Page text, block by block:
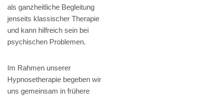
als ganzheitliche Begleitung
jenseits klassischer Therapie
und kann hilfreich sein bei
psychischen Problemen.
Im Rahmen unserer
Hypnosetherapie begeben wir
uns gemeinsam in frühere